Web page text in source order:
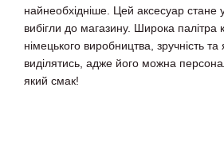
найнеобхідніше. Цей аксесуар стане
вибігли до магазину. Широка палітра
німецького виробництва, зручність
виділятись, адже його можна
який смак!